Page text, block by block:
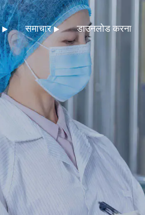
समाचार डाउनलोड करना